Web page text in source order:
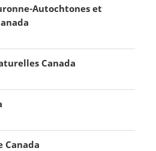
Autochtones et
Canada